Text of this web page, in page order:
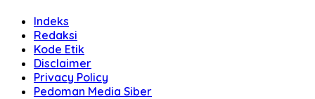
Indeks
Redaksi
Kode Etik
Disclaimer
Privacy Policy
Pedoman Media Siber